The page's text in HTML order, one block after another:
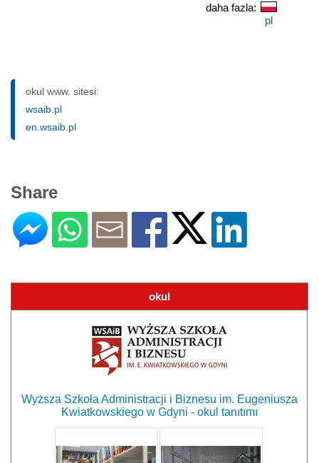
daha fazla:
pl
okul www. sitesi:
wsaib.pl
en.wsaib.pl
Share
okul
Wyższa Szkoła Administracji i Biznesu im. Eugeniusza
Kwiatkowskiego w Gdyni - okul tanıtımı